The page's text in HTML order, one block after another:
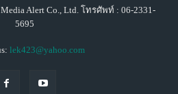
Alert Co., Ltd. โทรศัพท์ : 06-2331-
5695
lek423@yahoo.com